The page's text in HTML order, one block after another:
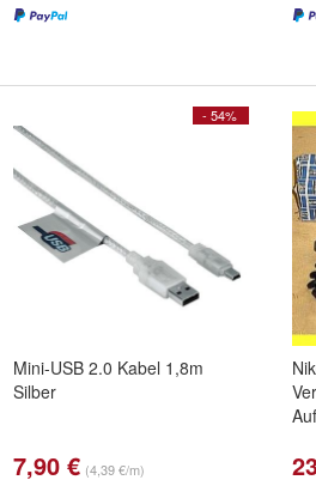
- 54%
Mini-USB 2.0 Kabel 1,8m
Silber
7,90 € (4,39 €/m)